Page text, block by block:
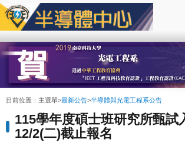
:::
目前位置： 主選單>最新公告>半導體與光電工程系公告
115學年度碩士班研究所甄試
12/2(二)截止報名